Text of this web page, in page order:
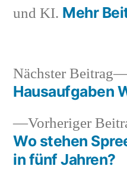
und KI. Mehr
Vorheriger
Wo stehen
in fünf Jahren?
Nächster Beitrag
Hausaufgaben